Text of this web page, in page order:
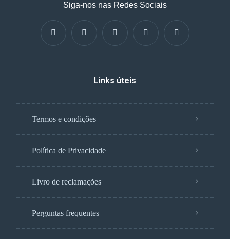
Siga-nos nas Redes Sociais
Links úteis
Termos e condições
Política de Privacidade
Livro de reclamações
Perguntas frequentes